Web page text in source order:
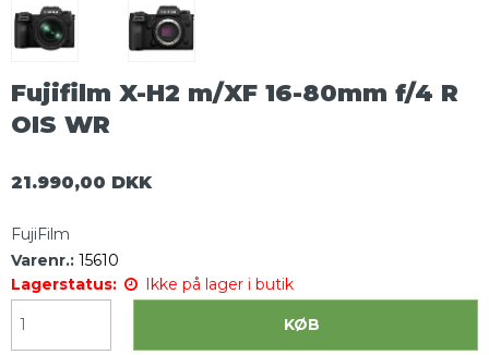
Fujifilm X-H2 m/XF 16-80mm f/4 R
OIS WR
21.990,00 DKK
FujiFilm
Varenr.: 15610
Lagerstatus:
Ikke på lager i butik
KØB